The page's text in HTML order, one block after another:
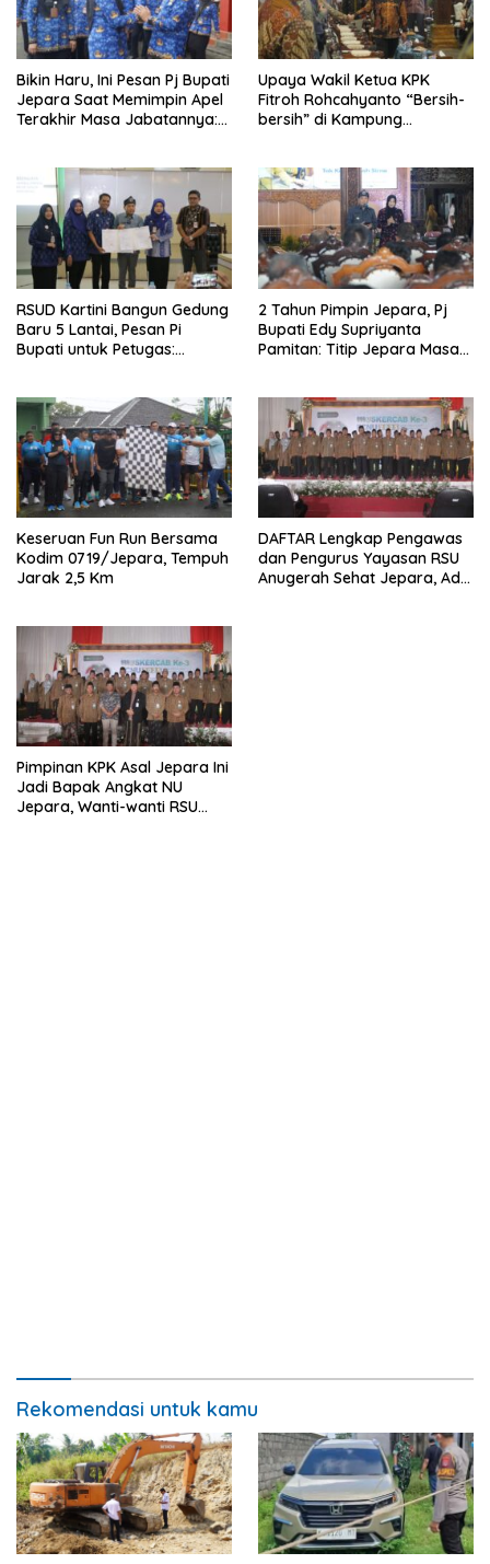
Bikin Haru, Ini Pesan Pj Bupati
Jepara Saat Memimpin Apel
Terakhir Masa Jabatannya:
Upaya Wakil Ketua KPK
Fitroh Rohcahyanto “Bersih-
bersih” di Kampung
RSUD Kartini Bangun Gedung
Baru 5 Lantai, Pesan Pi
Bupati untuk Petugas:
2 Tahun Pimpin Jepara, Pj
Bupati Edy Supriyanta
Pamitan: Titip Jepara Masa
Keseruan Fun Run Bersama
Kodim 0719/Jepara, Tempuh
Jarak 2,5 Km
DAFTAR Lengkap Pengawas
dan Pengurus Yayasan RSU
Anugerah Sehat Jepara, Ada
Pimpinan KPK Asal Jepara Ini
Jadi Bapak Angkat NU
Jepara, Wanti-wanti RSU
Rekomendasi untuk kamu